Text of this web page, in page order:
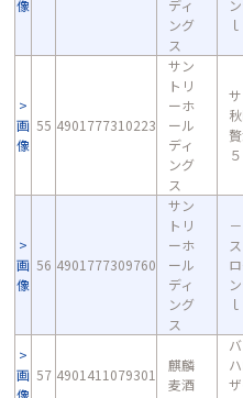
像
ディ
ング
ス
ｌ
画
像
55 4901777310223
サン
トリ
ーホ
ール
ディ
ング
ス
画
像
56 4901777309760
サン
トリ
ーホ
ール
ディ
ング
ス
ｌ
画
像
57 4901411079301
麒麟
麦酒